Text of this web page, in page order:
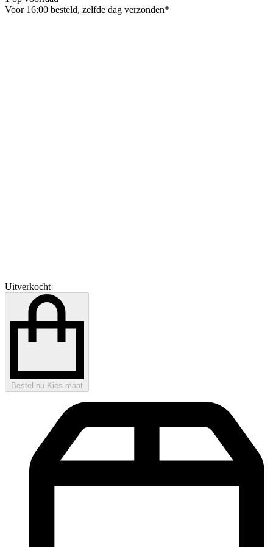
Voor 16:00 besteld, zelfde dag verzonden*
Uitverkocht
Bestel nu Kies maat